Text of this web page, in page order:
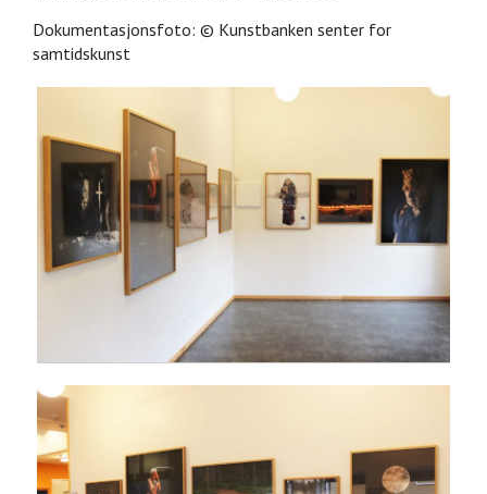
Dokumentasjonsfoto: © Kunstbanken senter for
samtidskunst